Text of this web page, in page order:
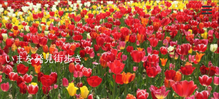
いまを発見街歩き